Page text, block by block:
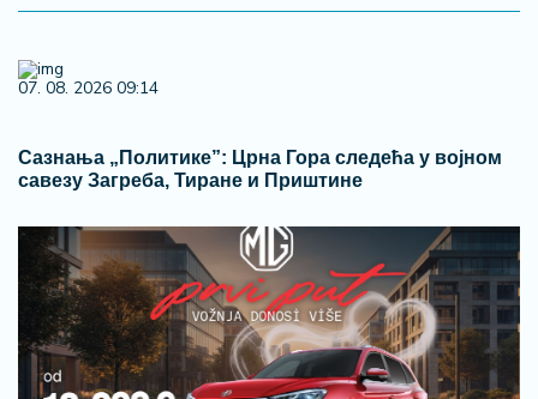
07. 08. 2026 09:14
Сазнања „Политике”: Црна Гора следећа у војном
савезу Загреба, Тиране и Приштине